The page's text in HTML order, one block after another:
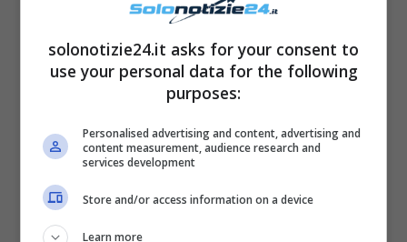
continuare nel suo percorso musicale e di
lavorare sempre di più atutti i suoi futuri
progetti.
solonotizie24.it asks for your consent to
use your personal data for the following
purposes:
Personalised advertising and content, advertising and
content measurement, audience research and
services development
Store and/or access information on a device
Learn more